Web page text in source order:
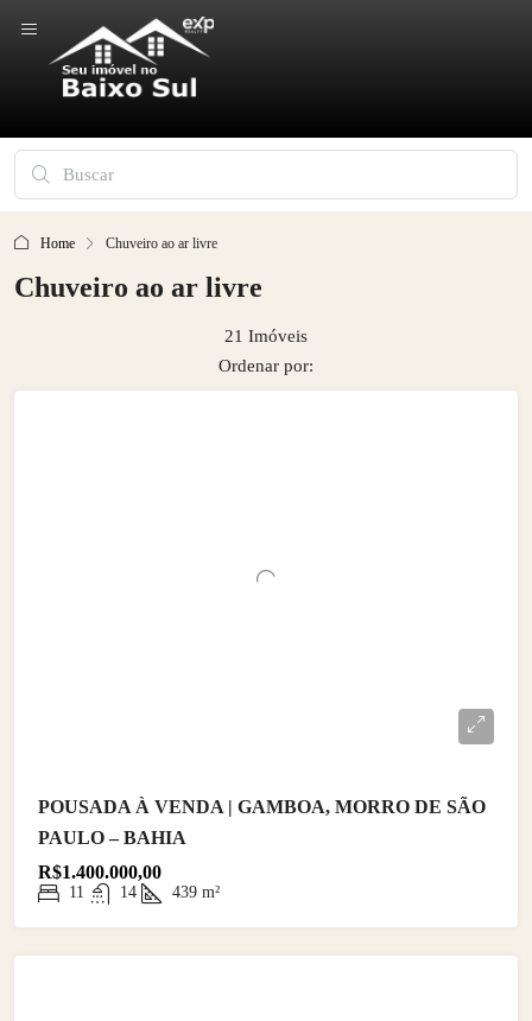
Home Chuveiro ao ar livre
Chuveiro ao ar livre
21 Imóveis
Ordenar por:
POUSADA À VENDA | GAMBOA, MORRO DE SÃO
PAULO – BAHIA
R$1.400.000,00
11 14 439 m²